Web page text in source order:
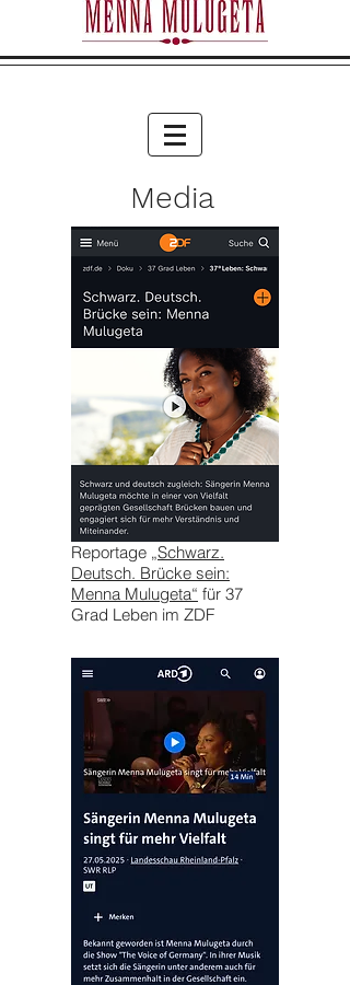
Media
Reportage „Schwarz.
Deutsch. Brücke sein:
Menna Mulugeta“ für 37
Grad Leben im ZDF